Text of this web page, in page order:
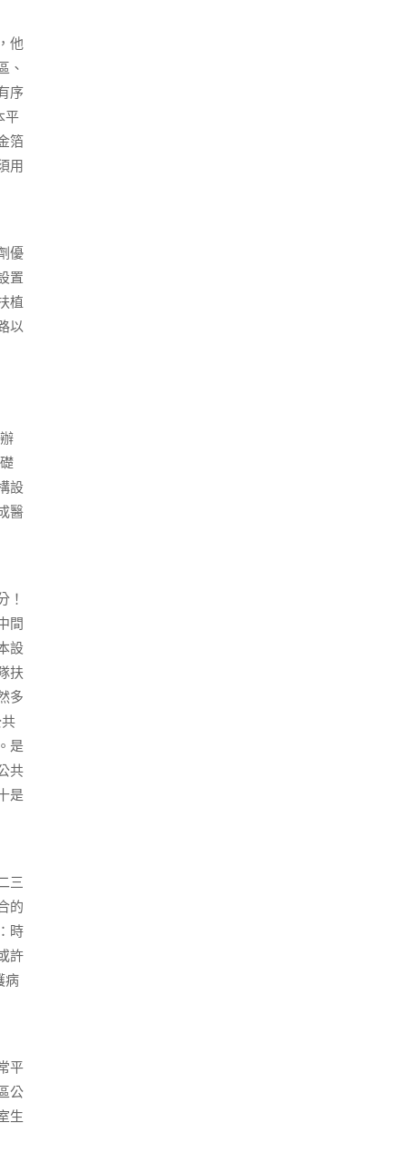
他
、
序
平
箔
用
優
置
植
以
設
醫
！
間
設
扶
多
是
共
是
三
的
時
許
病
平
公
生